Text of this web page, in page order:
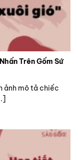
Trên Gốm Sứ
ảnh mô tả chiếc